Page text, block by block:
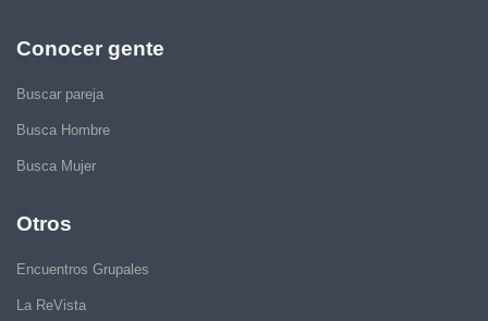
Conocer gente
Buscar pareja
Busca Hombre
Busca Mujer
Otros
Encuentros Grupales
La ReVista